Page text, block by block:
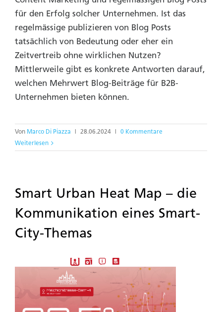
für den Erfolg solcher Unternehmen. Ist das
regelmässige publizieren von Blog Posts
tatsächlich von Bedeutung oder eher ein
Zeitvertreib ohne wirklichen Nutzen?
Mittlerweile gibt es konkrete Antworten darauf,
welchen Mehrwert Blog-Beiträge für B2B-
Unternehmen bieten können.
Von Marco Di Piazza 28.06.2024
0 Kommentare
Weiterlesen
Smart Urban Heat Map – die
Kommunikation eines Smart-
City-Themas